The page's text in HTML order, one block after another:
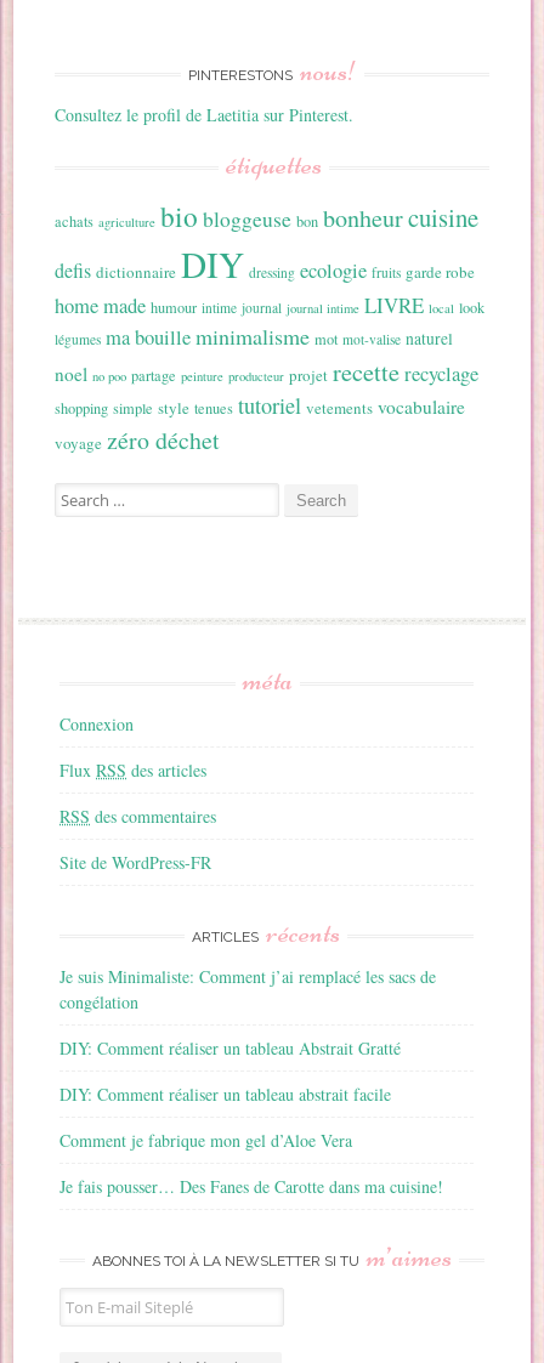
PINTERESTONS nous!
Consultez le profil de Laetitia sur Pinterest.
étiquettes
achats agriculture bio bloggeuse bon bonheurcuisine
defis dictionnaire DIY dressing ecologie fruits garde robe
home made humour intime journal journal intime LIVRE local look
légumes ma bouilleminimalisme mot mot-valise naturel
noel no poo partage peinture producteur projet recetterecyclage
shopping simple style tenues tutoriel vetements vocabulaire
voyage zéro déchet
Search for:
méta
Connexion
FluxRSS des articles
RSS des commentaires
Site de WordPress-FR
ARTICLES récents
Je suis Minimaliste: Comment j’ai remplacé les sacs de
congélation
DIY: Comment réaliser un tableau Abstrait Gratté
DIY: Comment réaliser un tableau abstrait facile
Comment je fabrique mon gel d’Aloe Vera
Je fais pousser… Des Fanes de Carotte dans ma cuisine!
ABONNES TOI À LA NEWSLETTER SI TU m’aimes